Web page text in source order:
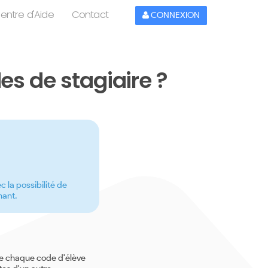
CONNEXION
d'Aide Contact
de stagiaire ?
la possibilité de
chaque code d'élève